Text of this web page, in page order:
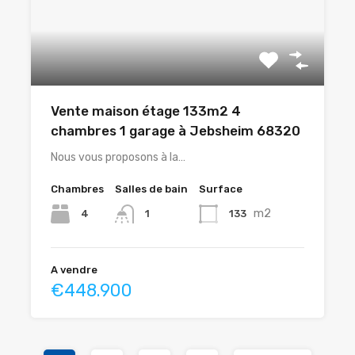
Vente maison étage 133m2 4
chambres 1 garage à Jebsheim 68320
Nous vous proposons à la…
Chambres
4
Salles de bain
1
Surface
133 m2
A vendre
€448.900